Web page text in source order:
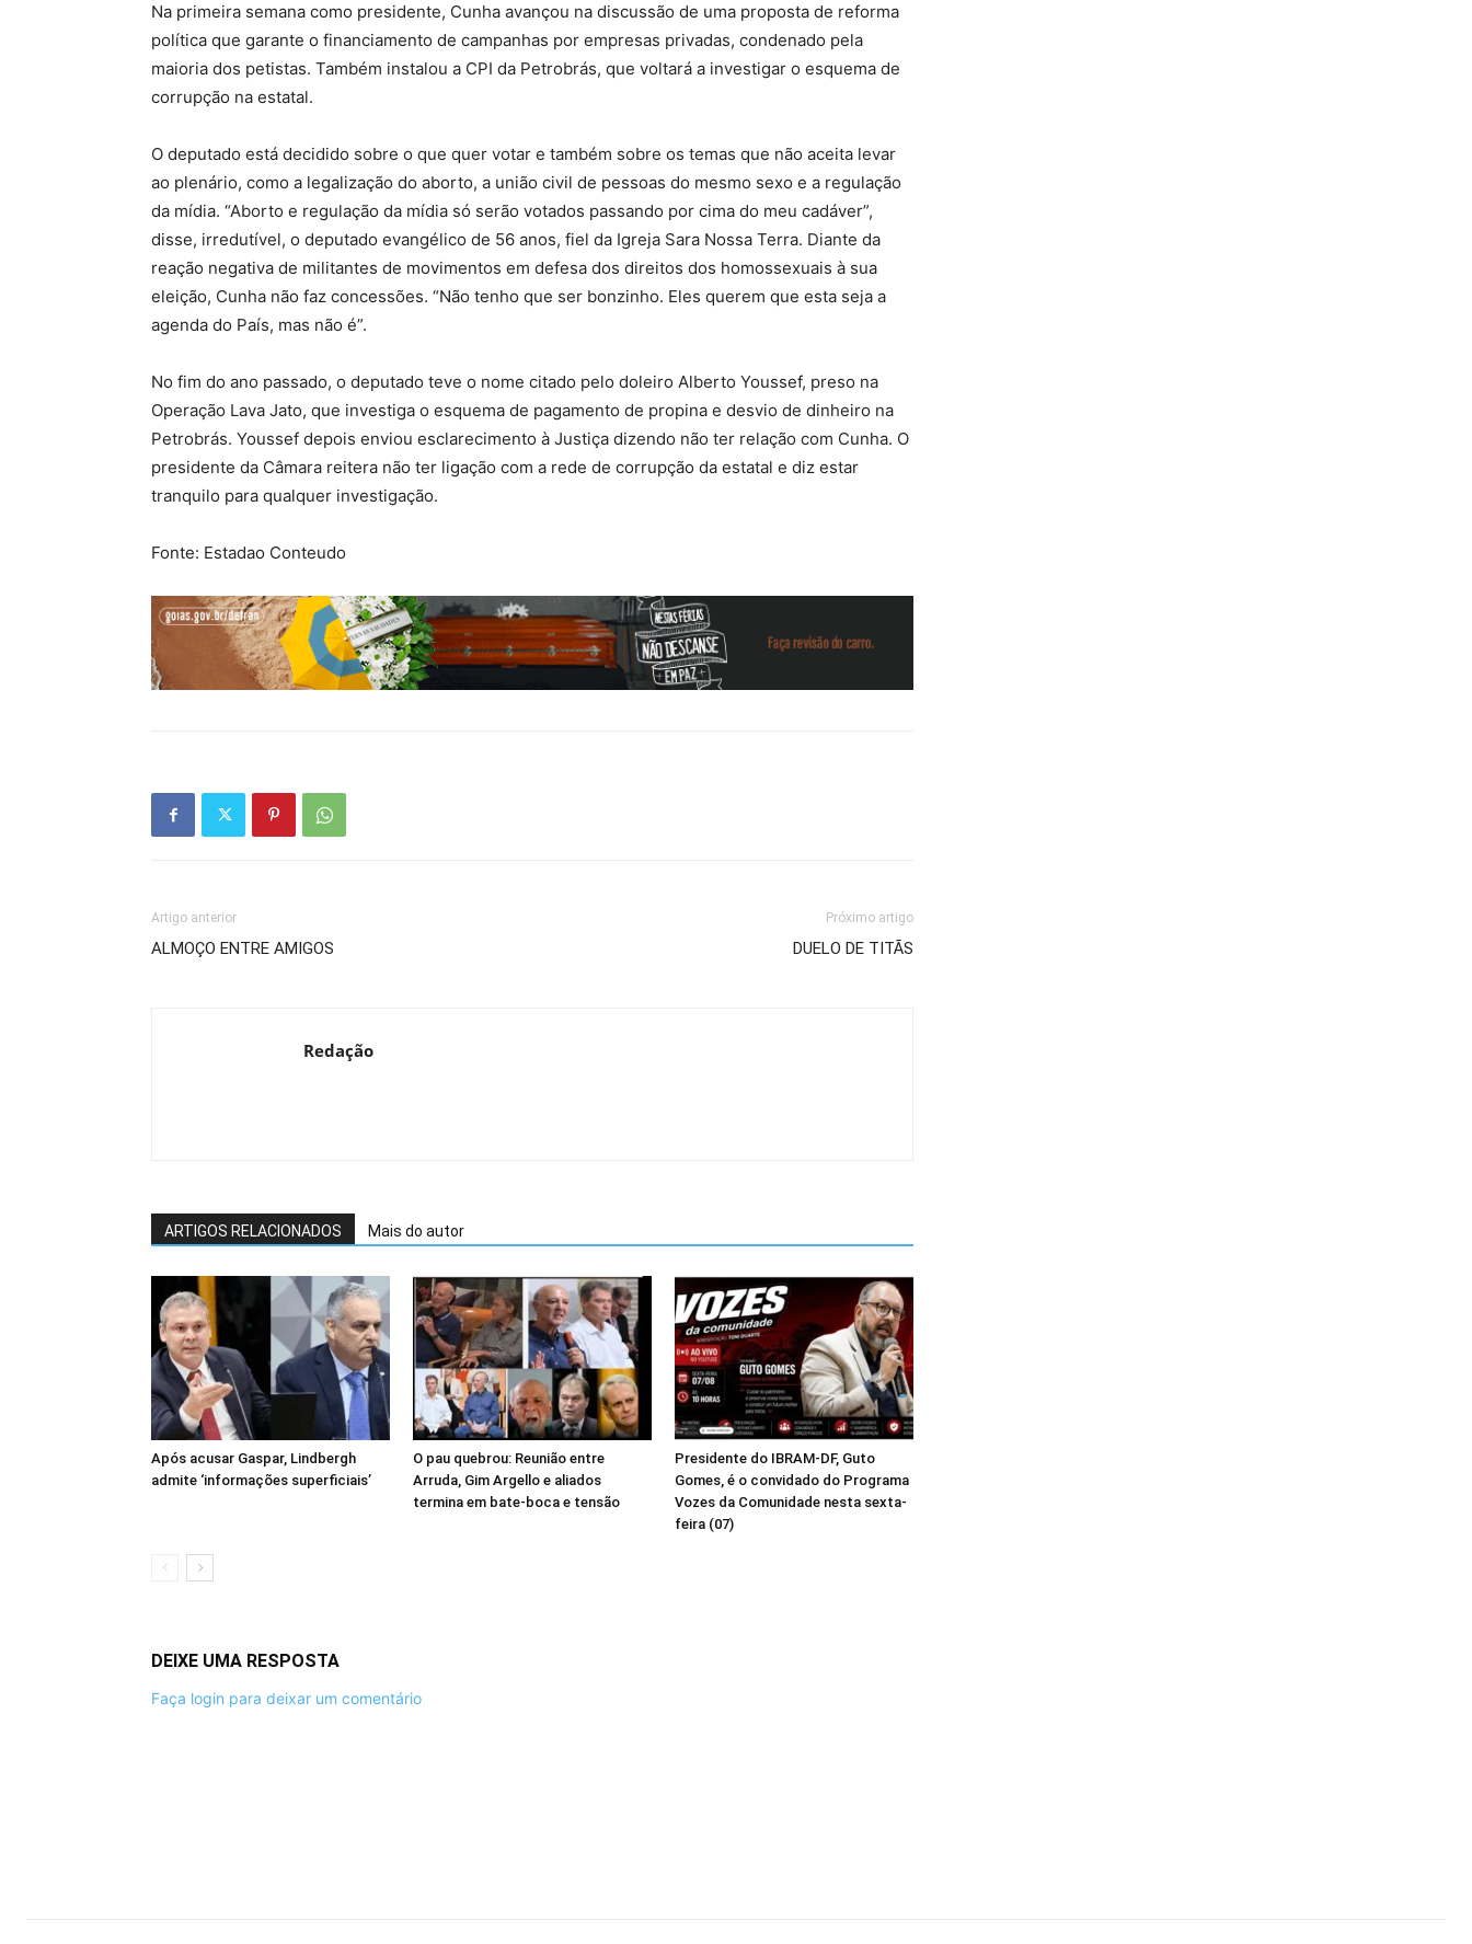
Na primeira semana como presidente, Cunha avançou na discussão de uma proposta de reforma
política que garante o financiamento de campanhas por empresas privadas, condenado pela
maioria dos petistas. Também instalou a CPI da Petrobrás, que voltará a investigar o esquema de
corrupção na estatal.
O deputado está decidido sobre o que quer votar e também sobre os temas que não aceita levar
ao plenário, como a legalização do aborto, a união civil de pessoas do mesmo sexo e a regulação
da mídia. “Aborto e regulação da mídia só serão votados passando por cima do meu cadáver”,
disse, irredutível, o deputado evangélico de 56 anos, fiel da Igreja Sara Nossa Terra. Diante da
reação negativa de militantes de movimentos em defesa dos direitos dos homossexuais à sua
eleição, Cunha não faz concessões. “Não tenho que ser bonzinho. Eles querem que esta seja a
agenda do País, mas não é”.
No fim do ano passado, o deputado teve o nome citado pelo doleiro Alberto Youssef, preso na
Operação Lava Jato, que investiga o esquema de pagamento de propina e desvio de dinheiro na
Petrobrás. Youssef depois enviou esclarecimento à Justiça dizendo não ter relação com Cunha. O
presidente da Câmara reitera não ter ligação com a rede de corrupção da estatal e diz estar
tranquilo para qualquer investigação.
Fonte: Estadao Conteudo
Artigo anterior
ALMOÇO ENTRE AMIGOS
Próximo artigo
DUELO DE TITÃS
Redação
ARTIGOS RELACIONADOS Mais do autor
Após acusar Gaspar, Lindbergh
admite ‘informações superficiais’
O pau quebrou: Reunião entre
Arruda, Gim Argello e aliados
termina em bate-boca e tensão
Presidente do IBRAM-DF, Guto
Gomes, é o convidado do Programa
Vozes da Comunidade nesta sexta-
feira (07)
DEIXE UMA RESPOSTA
Faça login para deixar um comentário